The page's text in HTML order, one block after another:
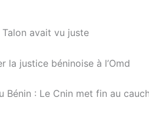
avait vu juste
la justice béninoise à l’Omd
: Le Cnin met fin au